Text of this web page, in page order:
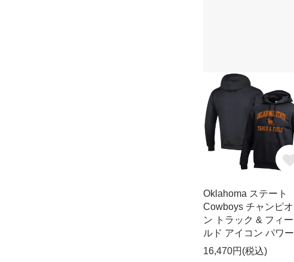
Oklahoma ステート
Cowboys チャンピオ
ン トラック & フィー
ルド アイコン パワー
16,470円(税込)